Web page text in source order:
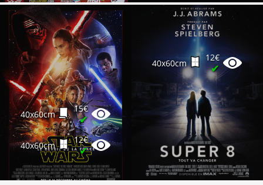
40x60cm
15€
✔
40x60cm
12€
✔
40x60cm
12€
✔